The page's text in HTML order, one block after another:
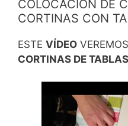
COLOCACIÓN DE
CORTINAS CON
ESTE VÍDEO VEREMOS
CORTINAS DE TABLAS